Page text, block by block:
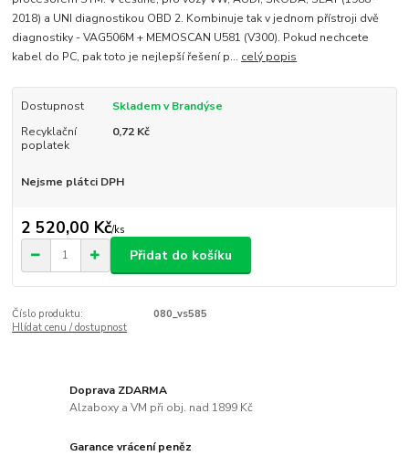
2018) a UNI diagnostikou OBD 2. Kombinuje tak v jednom přístroji dvě
diagnostiky - VAG506M + MEMOSCAN U581 (V300). Pokud nechcete
kabel do PC, pak toto je nejlepší řešení p... celý popis
Dostupnost
Skladem v Brandýse
Recyklační
poplatek
0,72 Kč
Nejsme plátci DPH
2 520,00 Kč/ks
Přidat do košíku
Číslo produktu:
080_vs585
Hlídat cenu / dostupnost
Doprava ZDARMA
Alzaboxy a VM při obj. nad 1899 Kč
Garance vrácení peněz